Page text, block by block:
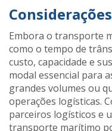
Embora o transporte
como o tempo de
custo, capacidade e
modal essencial para
grandes volumes ou
operações logísticas.
parceiros logísticos e
transporte marítimo